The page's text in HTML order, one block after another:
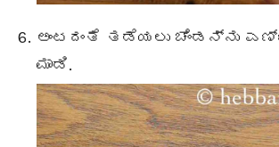
ಅಂಟದಂತೆ ತಡೆಯಲು ಚೆಂಡನ್ನು
ಮಾಡಿ.